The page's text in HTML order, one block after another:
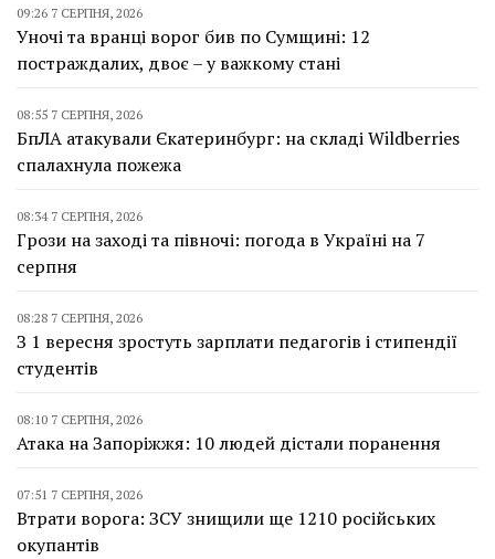
09:26 7 СЕРПНЯ, 2026
Уночі та вранці ворог бив по Сумщині: 12
постраждалих, двоє – у важкому стані
08:55 7 СЕРПНЯ, 2026
БпЛА атакували Єкатеринбург: на складі Wildberries
спалахнула пожежа
08:34 7 СЕРПНЯ, 2026
Грози на заході та півночі: погода в Україні на 7
серпня
08:28 7 СЕРПНЯ, 2026
З 1 вересня зростуть зарплати педагогів і стипендії
студентів
08:10 7 СЕРПНЯ, 2026
Атака на Запоріжжя: 10 людей дістали поранення
07:51 7 СЕРПНЯ, 2026
Втрати ворога: ЗСУ знищили ще 1210 російських
окупантів